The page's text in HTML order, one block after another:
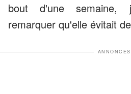
bout d'une semaine,
remarquer qu'elle évitait
ANNONCES